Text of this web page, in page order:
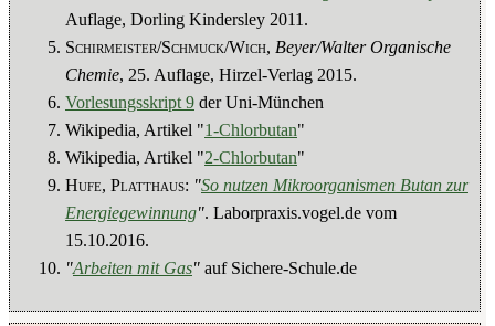
Auflage, Dorling Kindersley 2011.
Schirmeister/Schmuck/Wich, Beyer/Walter Organische
Chemie, 25. Auflage, Hirzel-Verlag 2015.
Vorlesungsskript 9 der Uni-München
Wikipedia, Artikel "1-Chlorbutan"
Wikipedia, Artikel "2-Chlorbutan"
Hufe, Platthaus: "So nutzen Mikroorganismen Butan zur
Energiegewinnung". Laborpraxis.vogel.de vom
15.10.2016.
"Arbeiten mit Gas" auf Sichere-Schule.de